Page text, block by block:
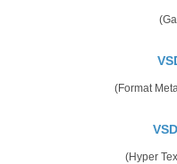
(Format
(Hyper